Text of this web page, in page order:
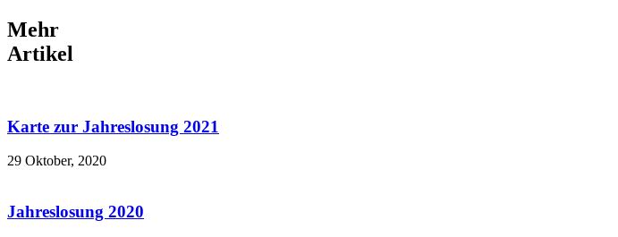
Mehr
Artikel
Karte zur Jahreslosung 2021
29 Oktober, 2020
Jahreslosung 2020